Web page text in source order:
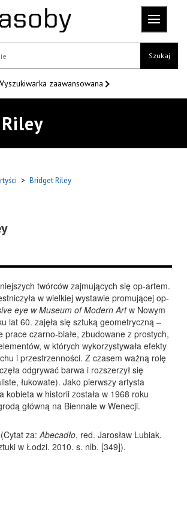
Szukaj
zaawansowana
> Bridget Riley
twórców zajmujących się op-artem.
w wielkiej wystawie promującej op-
eye w Museum of Modern Artw Nowym
lat 60. zajęła się sztuką geometryczną –
prace czarno-białe, zbudowane z prostych,
w których wykorzystywała efekty
i przestrzenności. Z czasem ważną rolę
odgrywać barwa i rozszerzył się
łukowate). Jako pierwszy artysta
kobieta w historii została w 1968 roku
główną na Biennale w Wenecji.
za:Abecadło, red. Jarosław Lubiak.
w Łodzi. 2010. s. nlb. [349]).